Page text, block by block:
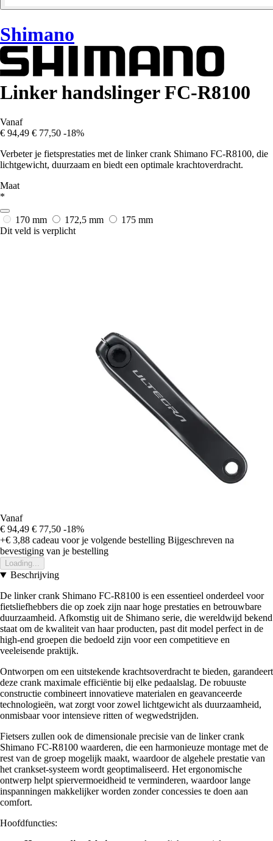
Shimano
Linker handslinger FC-R8100
Vanaf
€ 94,49 € 77,50 -18%
Verbeter je fietsprestaties met de linker crank Shimano FC-R8100, die
lichtgewicht, duurzaam en biedt een optimale krachtoverdracht.
Maat
*
170 mm 172,5 mm
175 mm
Dit veld is verplicht
Vanaf
€ 94,49 € 77,50 -18%
+€ 3,88 cadeau voor je volgende bestelling Bijgeschreven na
bevestiging van je bestelling
Loading...
Beschrijving
De linker crank Shimano FC-R8100 is een essentieel onderdeel voor
fietsliefhebbers die op zoek zijn naar hoge prestaties en betrouwbare
duurzaamheid. Afkomstig uit de Shimano serie, die wereldwijd bekend
staat om de kwaliteit van haar producten, past dit model perfect in de
high-end groepen die bedoeld zijn voor een competitieve en
veeleisende praktijk.
Ontworpen om een uitstekende krachtsoverdracht te bieden, garandeert
deze crank maximale efficiëntie bij elke pedaalslag. De robuuste
constructie combineert innovatieve materialen en geavanceerde
technologieën, wat zorgt voor zowel lichtgewicht als duurzaamheid,
onmisbaar voor intensieve ritten of wegwedstrijden.
Fietsers zullen ook de dimensionale precisie van de linker crank
Shimano FC-R8100 waarderen, die een harmonieuze montage met de
rest van de groep mogelijk maakt, waardoor de algehele prestatie van
het crankset-systeem wordt geoptimaliseerd. Het ergonomische
ontwerp helpt spiervermoeidheid te verminderen, waardoor lange
inspanningen makkelijker worden zonder concessies te doen aan
comfort.
Hoofdfuncties: